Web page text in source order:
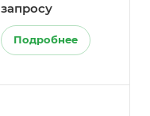
запросу
Подробнее